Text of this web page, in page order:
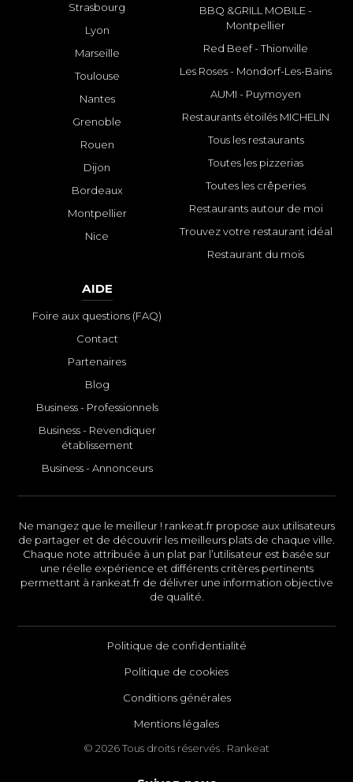
Strasbourg
Lyon
Marseille
Toulouse
Nantes
Grenoble
Rouen
Dijon
Bordeaux
Montpellier
Nice
BBQ &GRILL MOBILE -
Montpellier
Red Beef - Thionville
Les Roses - Mondorf-Les-Bains
AUMI - Puymoyen
Restaurants étoilés MICHELIN
Tous les restaurants
Toutes les pizzerias
Toutes les crêperies
Restaurants autour de moi
Trouvez votre restaurant idéal
Restaurant du mois
AIDE
Foire aux questions (FAQ)
Contact
Partenaires
Blog
Business - Professionnels
Business - Revendiquer
établissement
Business - Annonceurs
Ne mangez que le meilleur ! rankeat.fr propose aux utilisateurs
de partager et de découvrir les meilleurs plats de chaque ville.
Chaque note attribuée à un plat par l’utilisateur est basée sur
une réelle expérience et différents critères pertinents
permettant à rankeat.fr de délivrer une information objective
de qualité.
Politique de confidentialité
Politique de cookies
Conditions générales
Mentions légales
© 2026 Tous droits réservés . Rankeat